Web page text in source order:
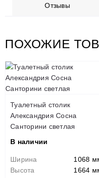
Отзывы
ПОХОЖИЕ
Туалетный столик
Александрия Сосна
Санторини светлая
В наличии
Ширина
1068
Высота
1664